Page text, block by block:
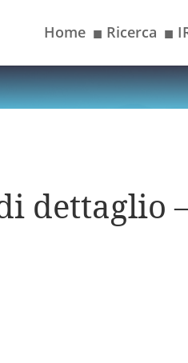
Home ■ Ricerca ■
dettaglio